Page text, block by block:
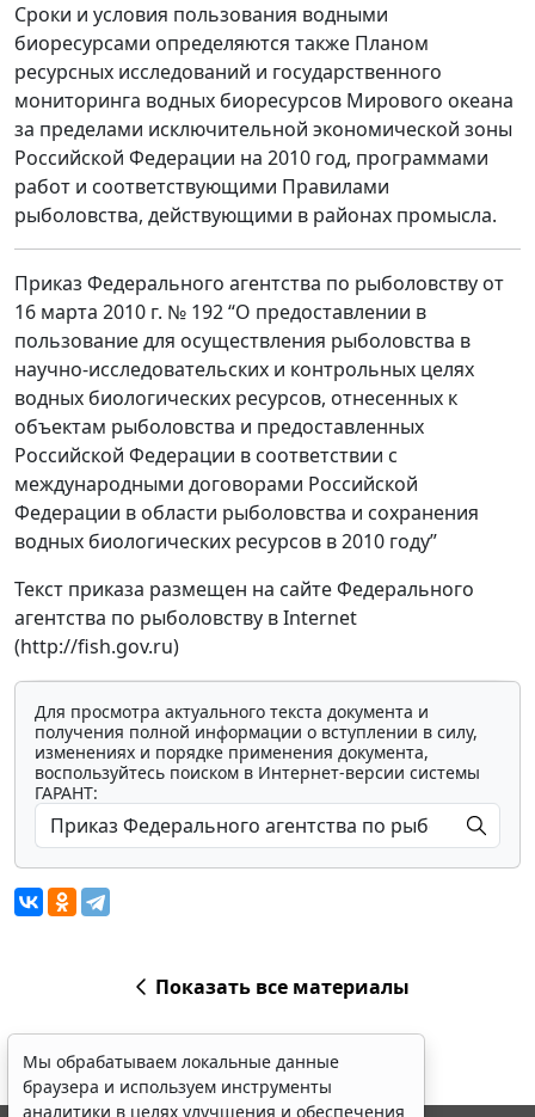
Сроки и условия пользования водными
биоресурсами определяются также Планом
ресурсных исследований и государственного
мониторинга водных биоресурсов Мирового океана
за пределами исключительной экономической зоны
Российской Федерации на 2010 год, программами
работ и соответствующими Правилами
рыболовства, действующими в районах промысла.
Приказ Федерального агентства по рыболовству от
16 марта 2010 г. № 192 “О предоставлении в
пользование для осуществления рыболовства в
научно-исследовательских и контрольных целях
водных биологических ресурсов, отнесенных к
объектам рыболовства и предоставленных
Российской Федерации в соответствии с
международными договорами Российской
Федерации в области рыболовства и сохранения
водных биологических ресурсов в 2010 году”
Текст приказа размещен на сайте Федерального
агентства по рыболовству в Internet
(http://fish.gov.ru)
Для просмотра актуального текста документа и
получения полной информации о вступлении в силу,
изменениях и порядке применения документа,
воспользуйтесь поиском в Интернет-версии системы
ГАРАНТ:
Показать все материалы
Мы обрабатываем локальные данные
браузера и используем инструменты
аналитики в целях улучшения и обеспечения